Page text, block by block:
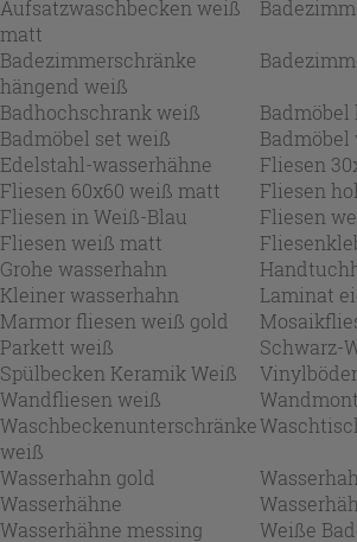
Aufsatzwaschbecken weiß
matt
Badezimmerschränke
hängend weiß
Badhochschrank weiß
Badmöbel set weiß
Badmöbel
Edelstahl-wasserhähne
Fliesen
Fliesen 60x60 weiß matt
Fliesen
Fliesen in Weiß-Blau
Fliesen
Fliesen weiß matt
Grohe wasserhahn
Kleiner wasserhahn
Laminat
Marmor fliesen weiß gold
Parkett weiß
Schwarz-
Spülbecken Keramik Weiß
Wandfliesen weiß
Waschbeckenunterschränke
weiß
Wasserhahn gold
Wasserhähne
Wasserhähne messing
Weiße